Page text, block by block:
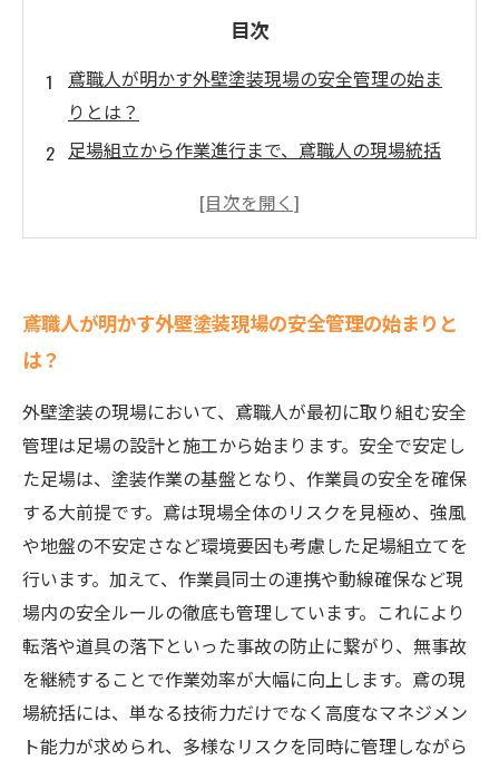
目次
鳶職人が明かす外壁塗装現場の安全管理の始ま
りとは？
足場組立から作業進行まで、鳶職人の現場統括
現場で起こる多様なリスクを鳶がどうマネジメ
と品質向上の秘訣
で快適な作業環境
外壁塗装業者必見！鳶職人による現場管理スキ
ルの重要性とは？
現場のプロが教える、工期短縮とコスト削減に
つながる鳶の管理テクニック
鳶職人が明かす外壁塗装現場の安全管理の始まりと
は？
外壁塗装の現場において、鳶職人が最初に取り組む安全
管理は足場の設計と施工から始まります。安全で安定し
た足場は、塗装作業の基盤となり、作業員の安全を確保
する大前提です。鳶は現場全体のリスクを見極め、強風
や地盤の不安定さなど環境要因も考慮した足場組立てを
行います。加えて、作業員同士の連携や動線確保など現
場内の安全ルールの徹底も管理しています。これにより
転落や道具の落下といった事故の防止に繋がり、無事故
を継続することで作業効率が大幅に向上します。鳶の現
場統括には、単なる技術力だけでなく高度なマネジメン
ト能力が求められ、多様なリスクを同時に管理しながら